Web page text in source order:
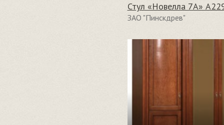
Стул «Новелла 7А»
ЗАО "Пинскдрев"